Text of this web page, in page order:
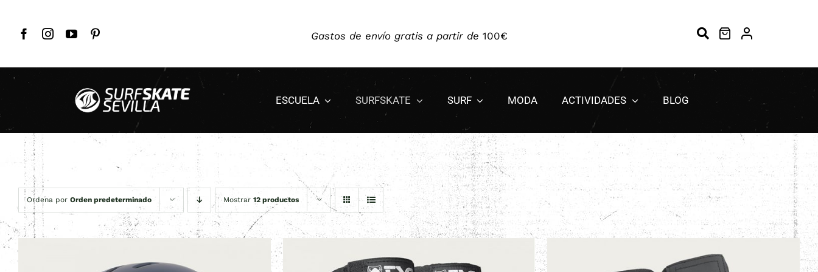
Gastos de envío gratis a partir de 100€
Envíos a toda Europa
¿Cómo elegir un SurfSkate?
ESCUELA SURFSKATE SURF MODA ACTIVIDADES BLOG
Ordena por Orden predeterminado Mostrar 12 productos